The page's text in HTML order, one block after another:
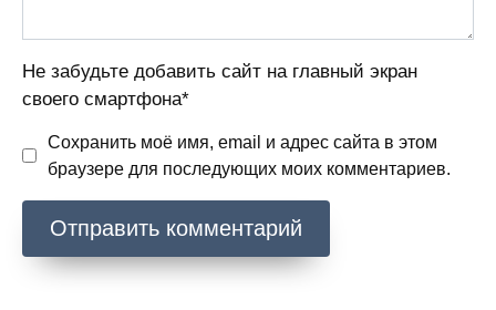
Не забудьте добавить сайт на главный экран
своего смартфона*
Сохранить моё имя, email и адрес сайта в этом
браузере для последующих моих комментариев.